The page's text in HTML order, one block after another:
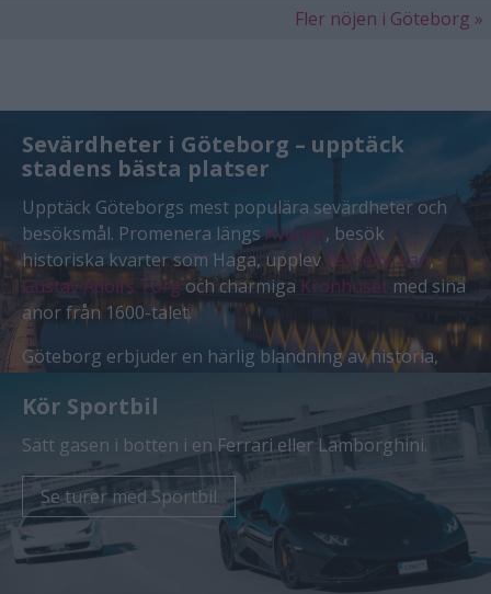
Fler nöjen i Göteborg »
Sevärdheter i Göteborg – upptäck
stadens bästa platser
Upptäck Göteborgs mest populära sevärdheter och
besöksmål. Promenera längsAvenyn, besök
historiska kvarter som Haga, upplev Feskekyrkan,
Gustav Adolfs Torgoch charmiga Kronhuset med sina
anor från 1600-talet.
Göteborg erbjuder en härlig blandning av historia,
klassiska sevärdheter och nya upplevelser för hela
familjen.
Se Göteborgs sevärdheter
Kör Sportbil
Sätt gasen i botten i en Ferrari eller Lamborghini.
Se turer med Sportbil